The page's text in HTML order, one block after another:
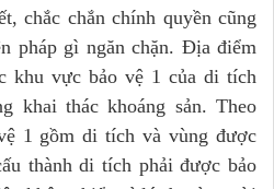
chắc chắn chính quyền cũng
pháp gì ngăn chặn. Địa điểm
khu vực bảo vệ 1 của di tích
khai thác khoáng sản. Theo
1 gồm di tích và vùng được
thành di tích phải được bảo